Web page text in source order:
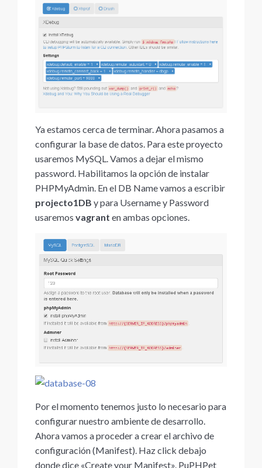
Ya estamos cerca de terminar. Ahora pasamos a
configurar la base de datos. Para este proyecto
usaremos MySQL. Vamos a dejar el mismo
password. Habilitamos la opción de instalar
PHPMyAdmin. En el DB Name vamos a escribir
projecto1DB y para Username y Password
usaremos vagrant en ambas opciones.
Por el momento tenemos justo lo necesario para
configurar nuestro ambiente de desarrollo.
Ahora vamos a proceder a crear el archivo de
configuración (Manifest). Haz click debajo
donde dice «Create your Manifest». PuPHPet